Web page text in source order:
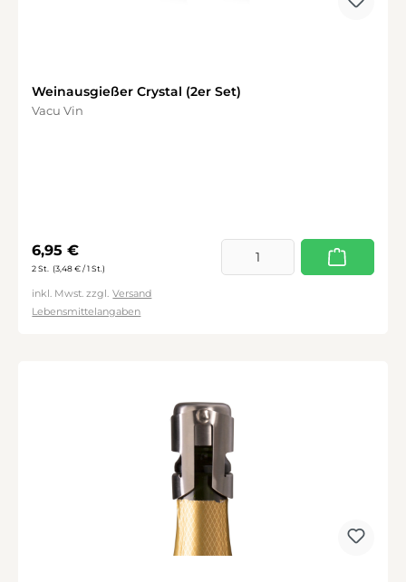
Weinausgießer Crystal (2er Set)
Vacu Vin
Regulärer Preis:
6,95 €
2 St. (3,48 € / 1 St.)
inkl. Mwst. zzgl. Versand
Lebensmittelangaben